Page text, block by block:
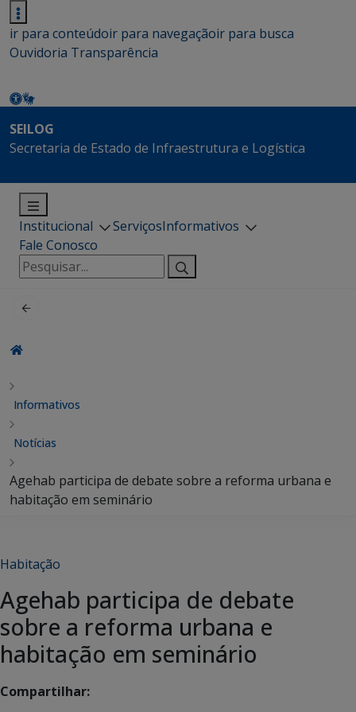
ir para conteúdoir para navegaçãoir para busca
Ouvidoria Transparência
SEILOG
Secretaria de Estado de Infraestrutura e Logística
Institucional ServiçosInformativos
Fale Conosco
Pesquisar
por:
Informativos
Notícias
Agehab participa de debate sobre a reforma urbana e
habitação em seminário
Habitação
Agehab participa de debate
sobre a reforma urbana e
habitação em seminário
Compartilhar: